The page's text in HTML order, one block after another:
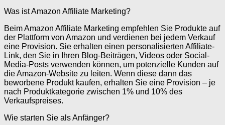
Was ist Amazon Affiliate Marketing?
Beim Amazon Affiliate Marketing empfehlen Sie Produkte auf
der Plattform von Amazon und verdienen bei jedem Verkauf
eine Provision. Sie erhalten einen personalisierten Affiliate-
Link, den Sie in Ihren Blog-Beiträgen, Videos oder Social-
Media-Posts verwenden können, um potenzielle Kunden auf
die Amazon-Website zu leiten. Wenn diese dann das
beworbene Produkt kaufen, erhalten Sie eine Provision – je
nach Produktkategorie zwischen 1% und 10% des
Verkaufspreises.
Wie starten Sie als Anfänger?